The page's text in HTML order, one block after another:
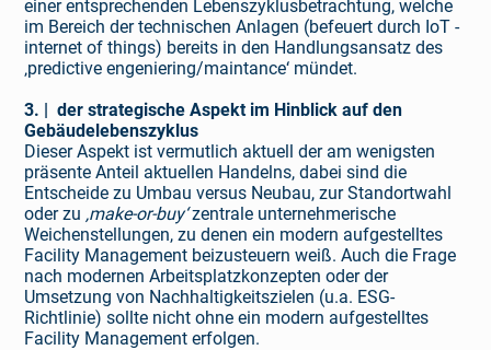
einer entsprechenden Lebenszyklusbetrachtung, welche
im Bereich der technischen Anlagen (befeuert durch IoT -
internet of things) bereits in den Handlungsansatz des
‚predictive engeniering/maintance‘ mündet.
3. | der strategische Aspekt im Hinblick auf den
Gebäudelebenszyklus
Dieser Aspekt ist vermutlich aktuell der am wenigsten
präsente Anteil aktuellen Handelns, dabei sind die
Entscheide zu Umbau versus Neubau, zur Standortwahl
oder zu ‚make-or-buy‘zentrale unter­nehmerische
Weichenstellungen, zu denen ein modern aufgestelltes
Facility Management beizusteuern weiß. Auch die Frage
nach modernen Arbeitsplatzkonzepten oder der
Umsetzung von Nachhaltigkeits­zielen (u.a. ESG-
Richtlinie) sollte nicht ohne ein modern aufgestelltes
Facility Management erfolgen.